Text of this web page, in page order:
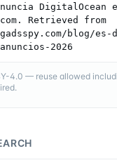
DigitalOcean
Retrieved from
blog/es-
2026
4.0 — reuse allowed